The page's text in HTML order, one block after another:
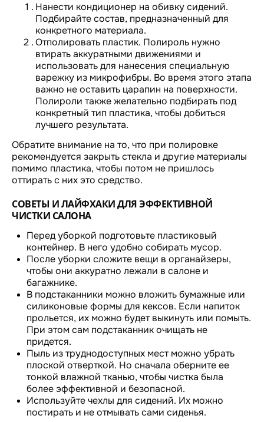
Нанести кондиционер на обивку сидений.
Подбирайте состав, предназначенный для
конкретного материала.
Отполировать пластик. Полироль нужно
втирать аккуратными движениями и
использовать для нанесения специальную
варежку из микрофибры. Во время этого этапа
важно не оставить царапин на поверхности.
Полироли также желательно подбирать под
конкретный тип пластика, чтобы добиться
лучшего результата.
Обратите внимание на то, что при полировке
рекомендуется закрыть стекла и другие материалы
помимо пластика, чтобы потом не пришлось
оттирать с них это средство.
СОВЕТЫ И ЛАЙФХАКИ ДЛЯ ЭФФЕКТИВНОЙ
ЧИСТКИ САЛОНА
Перед уборкой подготовьте пластиковый
контейнер. В него удобно собирать мусор.
После уборки сложите вещи в органайзеры,
чтобы они аккуратно лежали в салоне и
багажнике.
В подстаканники можно вложить бумажные или
силиконовые формы для кексов. Если напиток
прольется, их можно будет выкинуть или помыть.
При этом сам подстаканник очищать не
придется.
Пыль из труднодоступных мест можно убрать
плоской отверткой. Но сначала оберните ее
тонкой влажной тканью, чтобы чистка была
более эффективной и безопасной.
Используйте чехлы для сидений. Их можно
постирать и не отмывать сами сиденья.